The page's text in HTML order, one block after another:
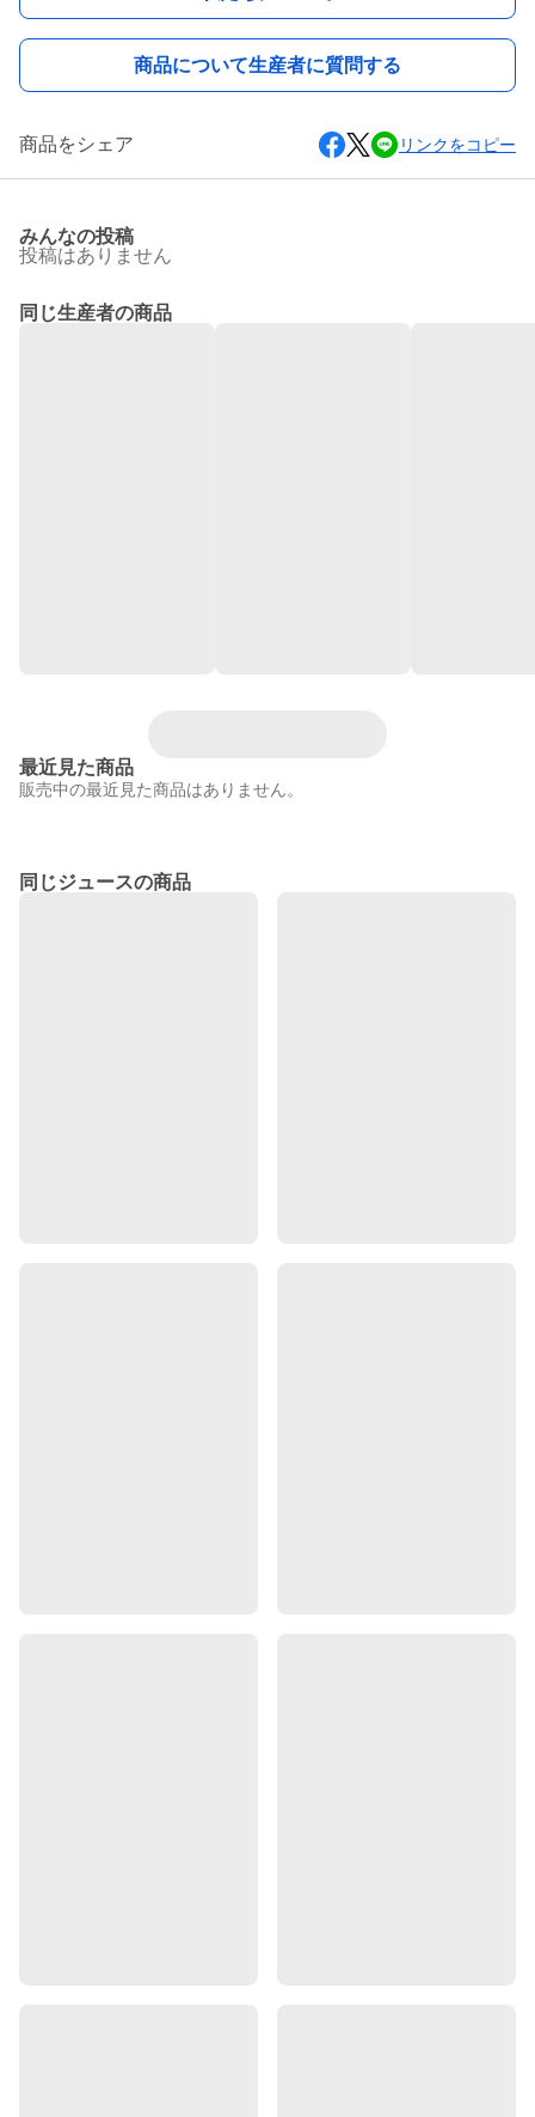
商品について生産者に質問する
商品をシェア リンクをコピー
みんなの投稿
投稿はありません
同じ生産者の商品
最近見た商品
販売中の最近見た商品はありません。
同じジュースの商品